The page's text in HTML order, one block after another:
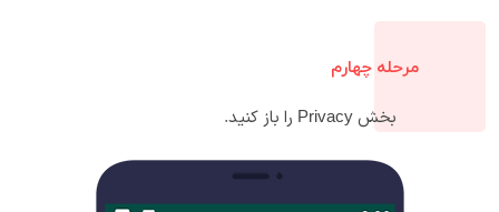
مرحله چهارم
بخش Privacy را باز کنید.